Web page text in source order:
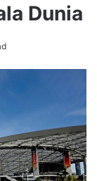
Dunia